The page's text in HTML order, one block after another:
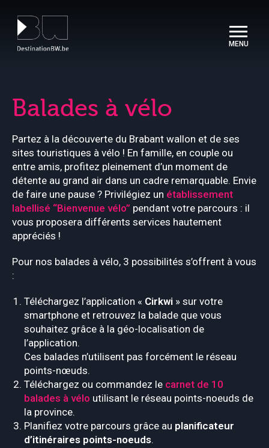
Balades à vélo
Partez à la découverte du Brabant wallon et de ses
sites touristiques à vélo ! En famille, en couple ou
entre amis, profitez pleinement d’un moment de
détente au grand air dans un cadre remarquable. Envie
de faire une pause ? Privilégiez un établissement
labellisé “Bienvenue vélo” pendant votre parcours : il
vous proposera différents services hautement
appréciés !
Pour nos balades à vélo, 3 possibilités s’offrent à vous
:
Téléchargez l’application « Cirkwi » sur votre
smartphone et retrouvez la balade que vous
souhaitez grâce à la géo-localisation de
l’application.
Ces balades n’utilisent pas forcément le réseau
points-nœuds.
Téléchargez ou commandez le carnet de 10
balades à vélo utilisant le réseau points-noeuds de
la province.
Planifiez votre parcours grâce au planificateur
d’itinéraires points-noeuds.